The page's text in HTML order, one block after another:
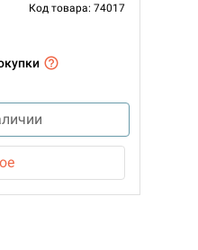
Код товара: 74017